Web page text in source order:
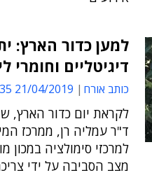
למען כדור הארץ:
דיגיטליים וחומרי
כותב אורח 21/04/2019 13:35
ד"ר עמליה רן, ממרכז
למרכזי סימולציה
מצב הסביבה על ידי